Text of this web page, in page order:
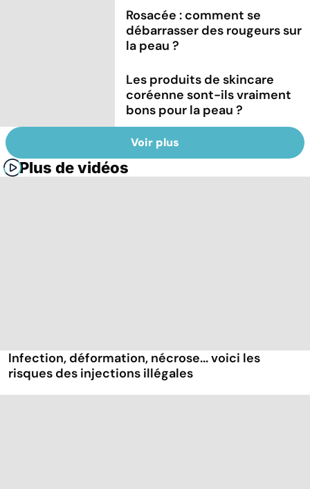
Rosacée : comment se
débarrasser des rougeurs sur
la peau ?
Les produits de skincare
coréenne sont-ils vraiment
bons pour la peau ?
Voir plus
Plus de vidéos
Infection, déformation, nécrose... voici les
risques des injections illégales